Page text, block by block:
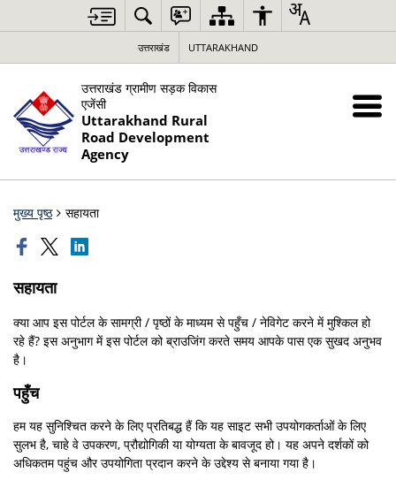
उत्तराखंड UTTARAKHAND
उत्तराखंड ग्रामीण सड़क विकास
एजेंसी
Uttarakhand Rural
Road Development
Agency
मुख्य पृष्ठ सहायता
सहायता
क्या आप इस पोर्टल के सामग्री / पृष्ठों के माध्यम से पहुँच / नेविगेट करने में मुश्किल हो
रहे हैं? इस अनुभाग में इस पोर्टल को ब्राउजिंग करते समय आपके पास एक सुखद अनुभव
है।
पहुँच
हम यह सुनिश्चित करने के लिए प्रतिबद्ध हैं कि यह साइट सभी उपयोगकर्ताओं के लिए
सुलभ है, चाहे वे उपकरण, प्रौद्योगिकी या योग्यता के बावजूद हो। यह अपने दर्शकों को
अधिकतम पहुंच और उपयोगिता प्रदान करने के उद्देश्य से बनाया गया है।